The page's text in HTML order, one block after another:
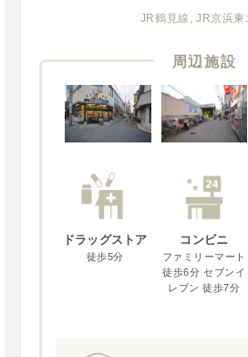
JR鶴見線, JR京浜東
周辺施設
ドラッグストア
徒歩5分
コンビニ
ファミリーマート
徒歩6分 セブンイ
レブン 徒歩7分